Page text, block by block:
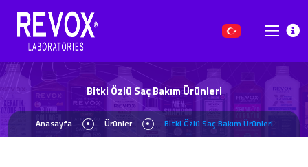
Bitki Özlü Saç Bakım Ürünleri
Anasayfa Ürünler Bitki Özlü Saç Bakım Ürünleri